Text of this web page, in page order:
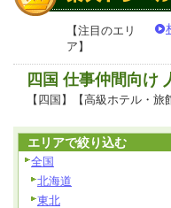
【注目のエリ
ア】
四国 仕事仲間向け
【四国】【高級ホテル・旅
エリアで絞り込む
全国
北海道
東北